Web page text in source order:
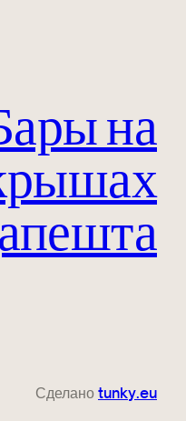
на
Сделаноtunky.eu